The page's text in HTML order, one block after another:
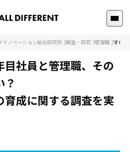
イノベーション総合研究所 調査・研究 管理職 すれ違
目社員と管理職、その
？
育成に関する調査を実